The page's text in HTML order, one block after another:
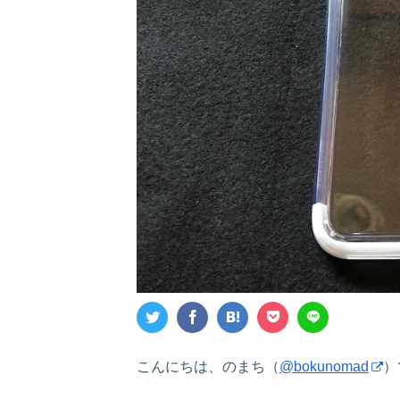
こんにちは、のまち（@bokunomad